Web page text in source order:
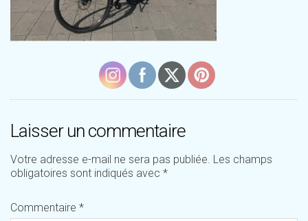
Laisser un commentaire
Votre adresse e-mail ne sera pas publiée. Les champs
obligatoires sont indiqués avec *
Commentaire *